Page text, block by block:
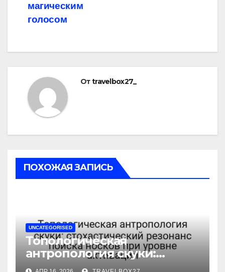
магическим
голосом
Отtravelbox27_
ПОХОЖАЯ ЗАПИСЬ
UNCATEGORISED
Топологическая
антропология скуки:
стохастический резонанс